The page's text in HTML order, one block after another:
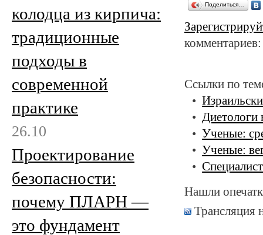
Поделиться…
Ссылки по
Диетологи
Ученые:
Ученые:
Нашли
Трансляция
колодца из кирпича:
традиционные
подходы в
современной
практике
26.10
Проектирование
безопасности:
почему ПЛАРН —
это фундамент